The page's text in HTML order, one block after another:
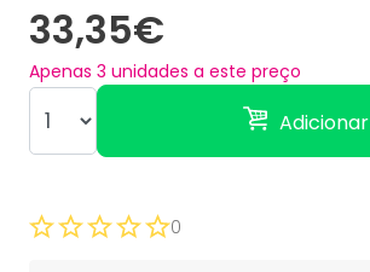
33,35€
Apenas 3 unidades a este preço
Adicionar
0